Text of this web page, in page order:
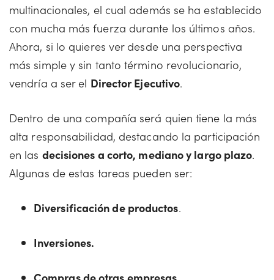
multinacionales, el cual además se ha establecido
con mucha más fuerza durante los últimos años.
Ahora, si lo quieres ver desde una perspectiva
más simple y sin tanto término revolucionario,
vendría a ser el Director Ejecutivo.
Dentro de una compañía será quien tiene la más
alta responsabilidad, destacando la participación
en las decisiones a corto, mediano y largo plazo.
Algunas de estas tareas pueden ser:
Diversificación de productos.
Inversiones.